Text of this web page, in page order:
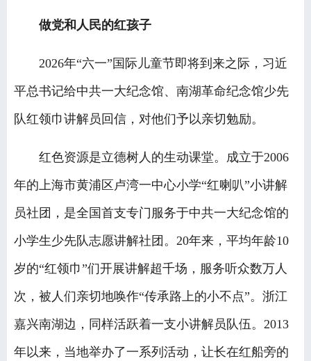
做党和人民的红孩子
2026年“六一”国际儿童节即将到来之际，习近
平总书记给中共一大纪念馆、南湖革命纪念馆少先
队红领巾讲解员回信，对他们予以亲切勉励。
红色资源是立德树人的生动课堂。成立于2006
年的上海市黄浦区卢湾一中心小学“红喇叭”小讲解
员社团，是全国首支专门服务于中共一大纪念馆的
小学生少先队志愿讲解社团。20年来，平均年龄10
岁的“红领巾”们开展讲解超千场，服务听众数万人
次，被人们亲切地唤作“传承路上的小不点”。浙江
嘉兴南湖边，同样活跃着一支小讲解员队伍。2013
年以来，当地举办了一系列活动，让长在红船旁的